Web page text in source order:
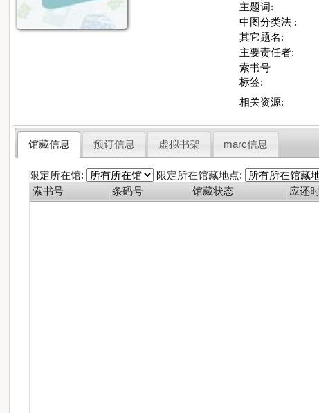
主题词:
中图分类法 :
其它题名:
主要责任者:
索书号
标签:
相关资源:
馆藏信息 预订信息 虚拟书架 marc信息
限定所在馆: 限定所在馆藏地点:
索书号
条码号 馆藏状态 应还